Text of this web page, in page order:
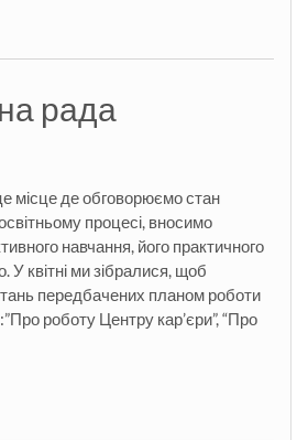
рада
місце де обговорюємо стан
процесі, вносимо
навчання, його практичного
квітні ми зібралися, щоб
передбачених планом роботи
роботу Центру кар’єри”, “Про